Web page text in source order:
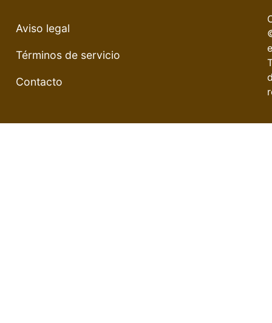
Aviso legal
Términos de servicio
Contacto